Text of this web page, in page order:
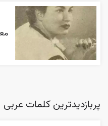
پربازدیدترین کلمات عربی